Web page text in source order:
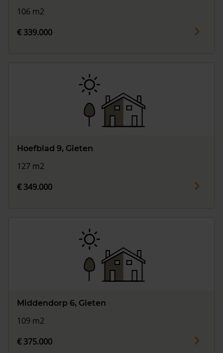
106 m2
€ 339.000
Hoefblad 9, Gieten
127 m2
€ 349.000
Middendorp 6, Gieten
109 m2
€ 375.000